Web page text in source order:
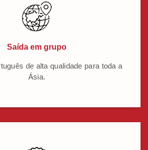
Saída em grupo
de alta qualidade para toda a
Ásia.